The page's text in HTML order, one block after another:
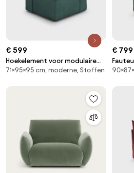
€ 599
Hoekelement voor modulaire
bank, in ribfluweel, Seven
71×95×95 cm, moderne, Stoffen
€ 799